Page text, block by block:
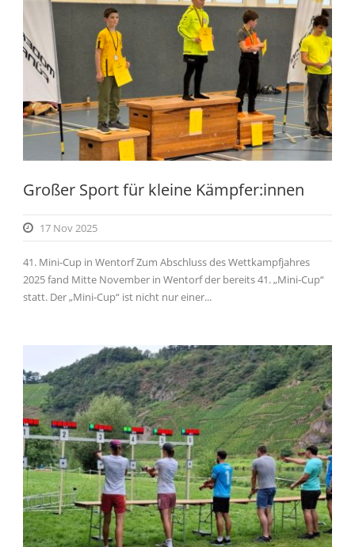
Großer Sport für kleine Kämpfer:innen
17 Nov 2025
41. Mini-Cup in Wentorf Zum Abschluss des Wettkampfjahres
2025 fand Mitte November in Wentorf der bereits 41. „Mini-Cup“
statt. Der „Mini-Cup“ ist nicht nur einer...